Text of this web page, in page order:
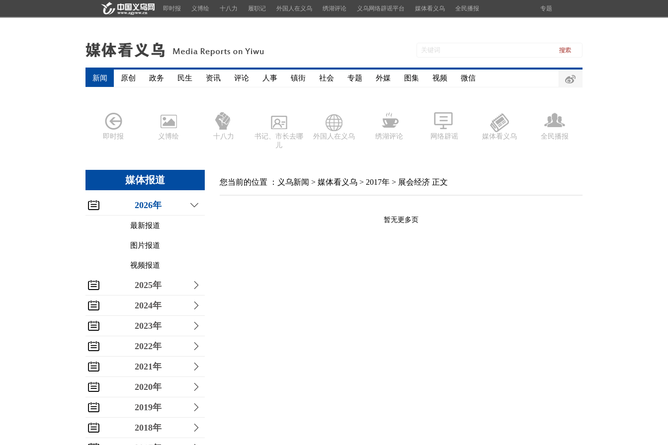
即时报 义博绘 十八力 履职记 外国人在义乌 绣湖评论 义乌网络辟谣平台 媒体看义乌 全民播报 专题
新闻 原创 政务 民生 资讯 评论 人事 镇街 社会 专题 外媒 图集 视频 微信
即时报 义博绘 十八力
书记、市长去哪
儿
外国人在义乌 绣湖评论 网络辟谣 媒体看义乌 全民播报
媒体报道
2026年
最新报道
图片报道
视频报道
2025年
2024年
2023年
2022年
2021年
2020年
2019年
2018年
您当前的位置 ： 义乌新闻 > 媒体看义乌 > 2017年 > 展会经济 正文
暂无更多页